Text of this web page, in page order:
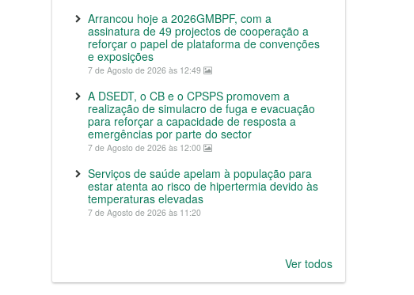
Arrancou hoje a 2026GMBPF, com a
assinatura de 49 projectos de cooperação a
reforçar o papel de plataforma de convenções
e exposições
7 de Agosto de 2026 às 12:49
A DSEDT, o CB e o CPSPS promovem a
realização de simulacro de fuga e evacuação
para reforçar a capacidade de resposta a
emergências por parte do sector
7 de Agosto de 2026 às 12:00
Serviços de saúde apelam à população para
estar atenta ao risco de hipertermia devido às
temperaturas elevadas
7 de Agosto de 2026 às 11:20
Ver todos